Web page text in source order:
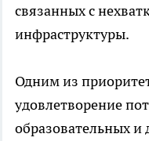
связанных с
инфраструктуры.
Одним из
удовлетворение
образовательных